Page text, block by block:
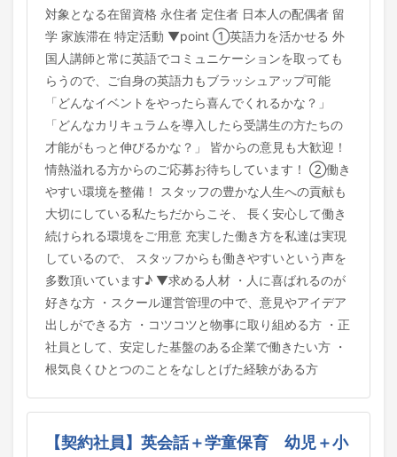
対象となる在留資格 永住者 定住者 日本人の配偶者 留
学 家族滞在 特定活動 ▼point ①英語力を活かせる 外
国人講師と常に英語でコミュニケーションを取っても
らうので、ご自身の英語力もブラッシュアップ可能
「どんなイベントをやったら喜んでくれるかな？」
「どんなカリキュラムを導入したら受講生の方たちの
才能がもっと伸びるかな？」 皆からの意見も大歓迎！
情熱溢れる方からのご応募お待ちしています！ ②働き
やすい環境を整備！ スタッフの豊かな人生への貢献も
大切にしている私たちだからこそ、 長く安心して働き
続けられる環境をご用意 充実した働き方を私達は実現
しているので、 スタッフからも働きやすいという声を
多数頂いています♪ ▼求める人材 ・人に喜ばれるのが
好きな方 ・スクール運営管理の中で、意見やアイデア
出しができる方 ・コツコツと物事に取り組める方 ・正
社員として、安定した基盤のある企業で働きたい方 ・
根気良くひとつのことをなしとげた経験がある方
【契約社員】英会話＋学童保育 幼児＋小